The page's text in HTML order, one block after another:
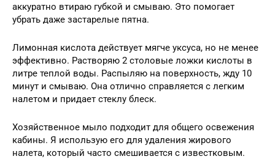
аккуратно втираю губкой и смываю. Это помогает
убрать даже застарелые пятна.
Лимонная кислота действует мягче уксуса, но не менее
эффективно. Растворяю 2 столовые ложки кислоты в
литре теплой воды. Распыляю на поверхность, жду 10
минут и смываю. Она отлично справляется с легким
налетом и придает стеклу блеск.
Хозяйственное мыло подходит для общего освежения
кабины. Я использую его для удаления жирового
налета, который часто смешивается с известковым.